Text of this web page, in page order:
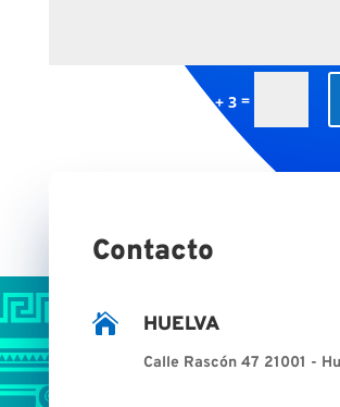
13 + 3 =
Contacto
 HUELVA
Calle Rascón 47 21001 -